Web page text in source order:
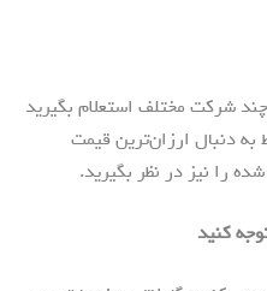
شرکت مختلف استعلام بگیرید
به دنبال ارزان‌ترین قیمت
را نیز در نظر بگیرید.
کنید